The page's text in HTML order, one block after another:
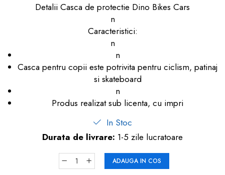
dopuri de urechi
Produse îngrijire copii
Detalii Casca de protectie Dino Bikes Cars
n
Caracteristici:
n
n
Casca pentru copii este potrivita pentru ciclism, patinaj
si skateboard
n
Produs realizat sub licenta, cu impri
In Stoc
Durata de livrare: 1-5 zile lucratoare
ADAUGA IN COS